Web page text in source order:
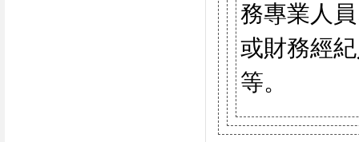
務專業人
或財務經
等。